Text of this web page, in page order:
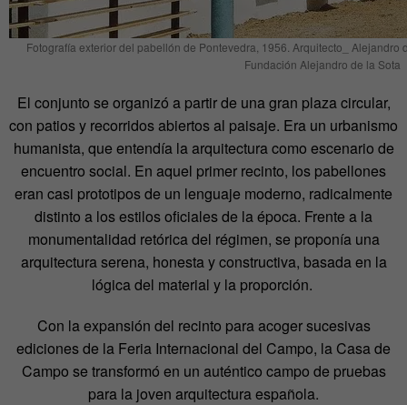
Fotografía exterior del pabellón de Pontevedra, 1956. Arquitecto_
Fundación Alejandro de la Sota
El conjunto se organizó a partir de una gran plaza circular,
con patios y recorridos abiertos al paisaje. Era un urbanismo
humanista, que entendía la arquitectura como escenario de
encuentro social. En aquel primer recinto, los pabellones
eran casi prototipos de un lenguaje moderno, radicalmente
distinto a los estilos oficiales de la época. Frente a la
monumentalidad retórica del régimen, se proponía una
arquitectura serena, honesta y constructiva, basada en la
lógica del material y la proporción.
Con la expansión del recinto para acoger sucesivas
ediciones de la Feria Internacional del Campo, la Casa de
Campo se transformó en un auténtico campo de pruebas
para la joven arquitectura española.